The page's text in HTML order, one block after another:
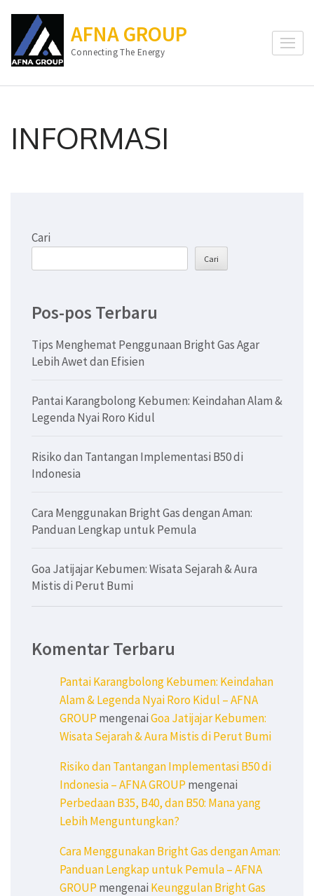
konten
(Tekan
AFNA GROUP
Connecting The Energy
INFORMASI
Cari
Cari
Pos-pos Terbaru
Tips Menghemat Penggunaan Bright Gas Agar
Lebih Awet dan Efisien
Pantai Karangbolong Kebumen: Keindahan Alam &
Legenda Nyai Roro Kidul
Risiko dan Tantangan Implementasi B50 di
Indonesia
Cara Menggunakan Bright Gas dengan Aman:
Panduan Lengkap untuk Pemula
Goa Jatijajar Kebumen: Wisata Sejarah & Aura
Mistis di Perut Bumi
Komentar Terbaru
Pantai Karangbolong Kebumen: Keindahan
Alam & Legenda Nyai Roro Kidul – AFNA
GROUPmengenaiGoa Jatijajar Kebumen:
Wisata Sejarah & Aura Mistis di Perut Bumi
Risiko dan Tantangan Implementasi B50 di
Indonesia – AFNA GROUPmengenai
Perbedaan B35, B40, dan B50: Mana yang
Lebih Menguntungkan?
Cara Menggunakan Bright Gas dengan Aman:
Panduan Lengkap untuk Pemula – AFNA
GROUPmengenai Keunggulan Bright Gas